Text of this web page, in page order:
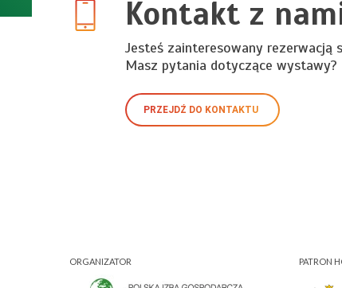
Kontakt z
Jesteś zainteresowany rezerwacją
Masz pytania dotyczące wystawy?
PRZEJDŹ DO KONTAKTU
ORGANIZATOR PATRON